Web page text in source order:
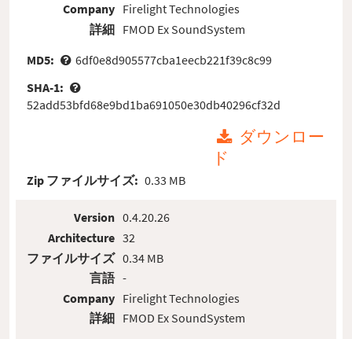
Company
詳細
Firelight Technologies
FMOD Ex SoundSystem
MD5:
6df0e8d905577cba1eecb221f39c8c99
SHA-1:
52add53bfd68e9bd1ba691050e30db40296cf32d
ダウンロー
ド
Zip ファイルサイズ: 0.33 MB
Version
Architecture
ファイルサイズ
言語
Company
詳細
0.4.20.26
32
0.34 MB
-
Firelight Technologies
FMOD Ex SoundSystem